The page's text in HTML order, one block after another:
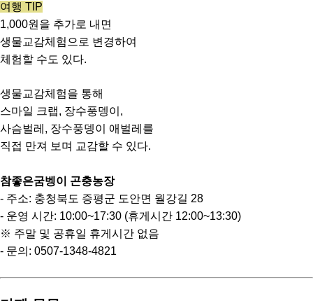
여행 TIP
1,000원을 추가로 내면
생물교감체험으로 변경하여
체험할 수도 있다.
생물교감체험을 통해
스마일 크랩, 장수풍뎅이,
사슴벌레, 장수풍뎅이 애벌레를
직접 만져 보며 교감할 수 있다.
참좋은굼벵이 곤충농장
- 주소: 충청북도 증평군 도안면 월강길 28
- 운영 시간: 10:00~17:30 (휴게시간 12:00~13:30)
※ 주말 및 공휴일 휴게시간 없음
- 문의: 0507-1348-4821